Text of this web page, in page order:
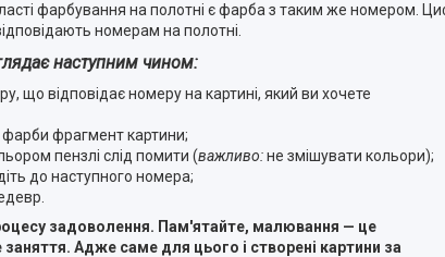
фарбування на полотні є фарба з таким же номером.
номерам на полотні.
наступним чином:
що відповідає номеру на картині, який ви хочете
фрагмент картини;
пензлі слід помити (важливо:не змішувати кольори);
до наступного номера;
задоволення. Пам'ятайте, малювання — це
Адже саме для цього і створені картини за